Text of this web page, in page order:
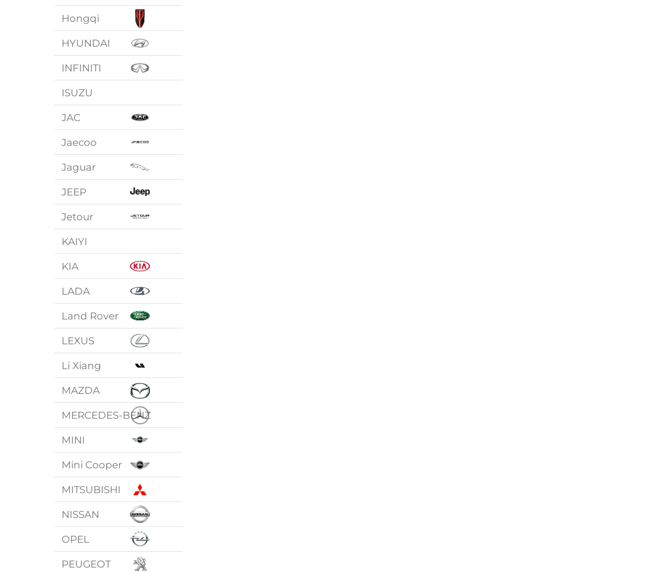
Hongqi
HYUNDAI
INFINITI
ISUZU
JAC
Jaecoo
Jaguar
JEEP
Jetour
KAIYI
KIA
LADA
Land Rover
LEXUS
Li Xiang
MAZDA
MERCEDES-BENZ
MINI
Mini Cooper
MITSUBISHI
NISSAN
OPEL
PEUGEOT